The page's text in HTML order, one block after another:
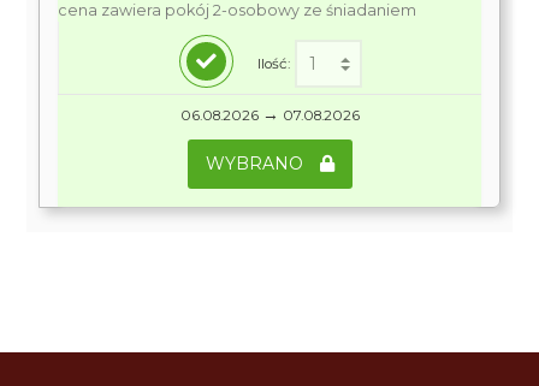
cena zawiera pokój 2-osobowy ze śniadaniem
Ilość:
06.08.2026 → 07.08.2026
WYBRANO